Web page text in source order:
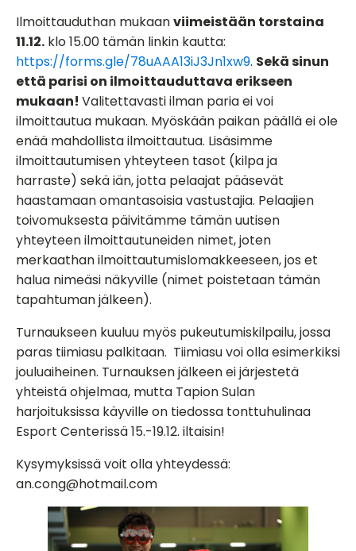
Ilmoittauduthan mukaanviimeistään torstaina
11.12. klo 15.00 tämän linkin kautta:
https://forms.gle/78uAAA13iJ3Jn1xw9. Sekä sinun
että parisi on ilmoittauduttava erikseen
mukaan! Valitettavasti ilman paria ei voi
ilmoittautua mukaan. Myöskään paikan päällä ei ole
enää mahdollista ilmoittautua. Lisäsimme
ilmoittautumisen yhteyteen tasot (kilpa ja
harraste) sekä iän, jotta pelaajat pääsevät
haastamaan omantasoisia vastustajia. Pelaajien
toivomuksesta päivitämme tämän uutisen
yhteyteen ilmoittautuneiden nimet, joten
merkaathan ilmoittautumislomakkeeseen, jos et
halua nimeäsi näkyville (nimet poistetaan tämän
tapahtuman jälkeen).
Turnaukseen kuuluu myös pukeutumiskilpailu, jossa
paras tiimiasu palkitaan. Tiimiasu voi olla esimerkiksi
jouluaiheinen. Turnauksen jälkeen ei järjestetä
yhteistä ohjelmaa, mutta Tapion Sulan
harjoituksissa käyville on tiedossa tonttuhulinaa
Esport Centerissä 15.-19.12. iltaisin!
Kysymyksissä voit olla yhteydessä:
an.cong@hotmail.com